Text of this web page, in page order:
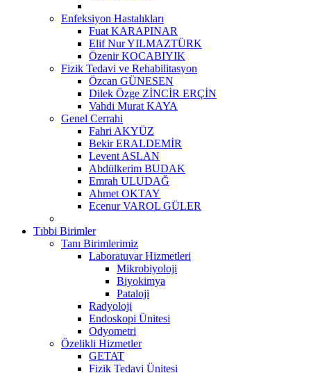
Enfeksiyon Hastalıkları
Fuat KARAPINAR
Elif Nur YILMAZTÜRK
Özenir KOCABIYIK
Fizik Tedavi ve Rehabilitasyon
Özcan GÜNESEN
Dilek Özge ZİNCİR ERÇİN
Vahdi Murat KAYA
Genel Cerrahi
Fahri AKYÜZ
Bekir ERALDEMİR
Levent ASLAN
Abdülkerim BUDAK
Emrah ULUDAĞ
Ahmet OKTAY
Ecenur VAROL GÜLER
Tıbbi Birimler
Tanı Birimlerimiz
Laboratuvar Hizmetleri
Mikrobiyoloji
Biyokimya
Pataloji
Radyoloji
Endoskopi Ünitesi
Odyometri
Özelikli Hizmetler
GETAT
Fizik Tedavi Ünitesi